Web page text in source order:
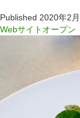
Published 2020年2
Webサイトオープン